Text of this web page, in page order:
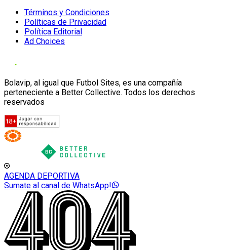
Términos y Condiciones
Políticas de Privacidad
Política Editorial
Ad Choices
Bolavip, al igual que Futbol Sites, es una compañía
perteneciente a Better Collective. Todos los derechos
reservados
AGENDA DEPORTIVA
Sumate al canal de WhatsApp!